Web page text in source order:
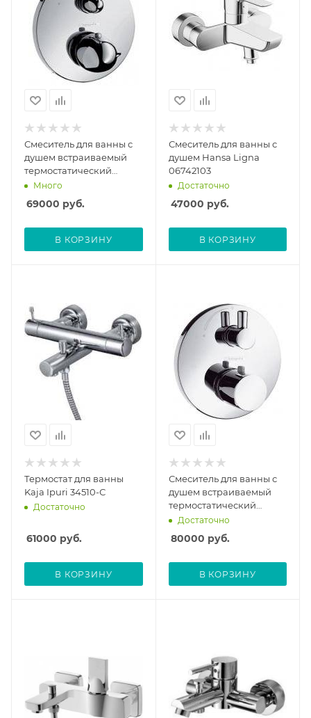
Смеситель для ванны с
душем встраиваемый
термостатический
Hansgrohe Ecostat E
круглый 15700000 без
скрытой части
Много
69000 руб.
В КОРЗИНУ
Смеситель для ванны с
душем Hansa Ligna
06742103
Достаточно
47000 руб.
В КОРЗИНУ
Термостат для ванны
Kaja Ipuri 34510-С
Достаточно
61000 руб.
В КОРЗИНУ
Смеситель для ванны с
душем встраиваемый
термостатический
Hansgrohe Ecostat S
15701000 без скрытой
части
Достаточно
80000 руб.
В КОРЗИНУ